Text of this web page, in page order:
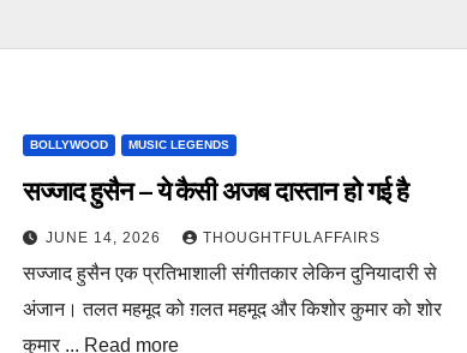
BOLLYWOOD MUSIC LEGENDS
सज्जाद हुसैन – ये कैसी अजब दास्तान हो गई है
JUNE 14, 2026 THOUGHTFULAFFAIRS
सज्जाद हुसैन एक प्रतिभाशाली संगीतकार लेकिन दुनियादारी से
अंजान। तलत महमूद को ग़लत महमूद और किशोर कुमार को शोर
कुमार ... Read more